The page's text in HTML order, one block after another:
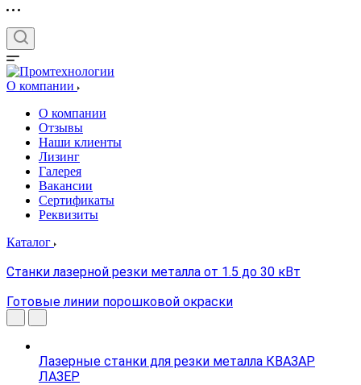
О компании
О компании
Отзывы
Наши клиенты
Лизинг
Галерея
Вакансии
Сертификаты
Реквизиты
Каталог
Станки лазерной резки металла от 1.5 до 30 кВт
Готовые линии порошковой окраски
Лазерные станки для резки металла КВАЗАР
ЛАЗЕР